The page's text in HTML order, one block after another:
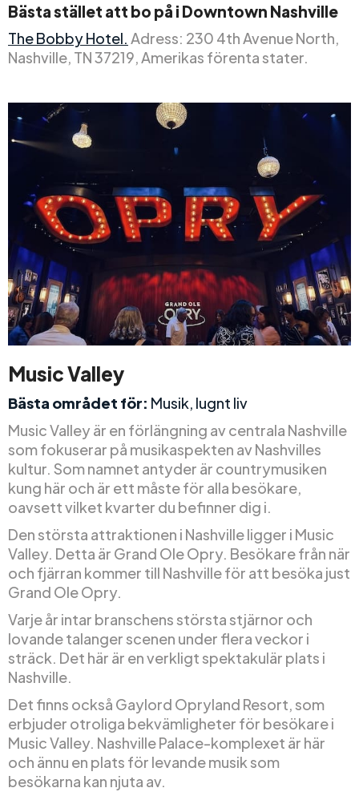
Bästa stället att bo på i Downtown Nashville
The Bobby Hotel. Adress: 230 4th Avenue North,
Nashville, TN 37219, Amerikas förenta stater.
Music Valley
Bästa området för: Musik, lugnt liv
Music Valley är en förlängning av centrala Nashville
som fokuserar på musikaspekten av Nashvilles
kultur. Som namnet antyder är countrymusiken
kung här och är ett måste för alla besökare,
oavsett vilket kvarter du befinner dig i.
Den största attraktionen i Nashville ligger i Music
Valley. Detta är Grand Ole Opry. Besökare från när
och fjärran kommer till Nashville för att besöka just
Grand Ole Opry.
Varje år intar branschens största stjärnor och
lovande talanger scenen under flera veckor i
sträck. Det här är en verkligt spektakulär plats i
Nashville.
Det finns också Gaylord Opryland Resort, som
erbjuder otroliga bekvämligheter för besökare i
Music Valley. Nashville Palace-komplexet är här
och ännu en plats för levande musik som
besökarna kan njuta av.